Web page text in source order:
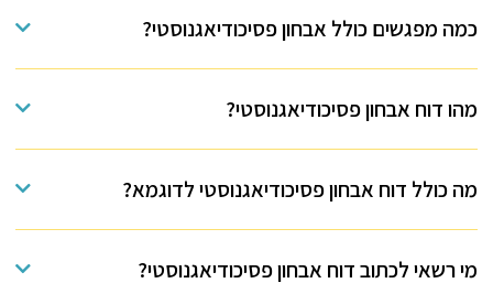
כמה מפגשים כולל אבחון פסיכודיאגנוסטי?
מהו דוח אבחון פסיכודיאגנוסטי?
מה כולל דוח אבחון פסיכודיאגנוסטי לדוגמא?
מי רשאי לכתוב דוח אבחון פסיכודיאגנוסטי?